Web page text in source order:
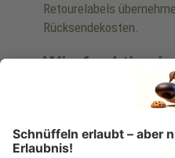
Retourelabels
Rücksendekosten.
Wie
Bitte fülle das
findest du online.